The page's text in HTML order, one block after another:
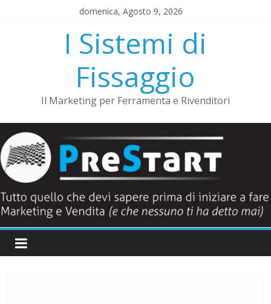
domenica, Agosto 9, 2026
I Sistemi di
Fissaggio
Il Marketing per Ferramenta e Rivenditori